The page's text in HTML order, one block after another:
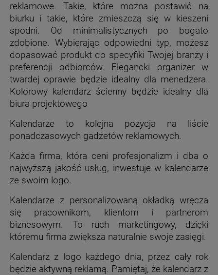
reklamowe. Takie, które można postawić na
biurku i takie, które zmieszczą się w kieszeni
spodni. Od minimalistycznych po bogato
zdobione. Wybierając odpowiedni typ, możesz
dopasować produkt do specyfiki Twojej branży i
preferencji odbiorców. Elegancki organizer w
twardej oprawie będzie idealny dla menedżera.
Kolorowy kalendarz ścienny będzie idealny dla
biura projektowego
Kalendarze to kolejna pozycja na liście
ponadczasowych gadżetów reklamowych.
Każda firma, która ceni profesjonalizm i dba o
najwyższą jakość usług, inwestuje w kalendarze
ze swoim logo.
Kalendarze z personalizowaną okładką wręcza
się pracownikom, klientom i partnerom
biznesowym. To ruch marketingowy, dzięki
któremu firma zwiększa naturalnie swoje zasięgi.
Kalendarz z logo każdego dnia, przez cały rok
będzie aktywną reklamą. Pamiętaj, że kalendarz z